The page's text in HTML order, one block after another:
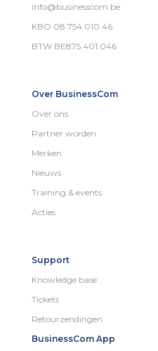
info@businesscom.be
KBO 08.754.010.46
BTW BE875.401.046
Over BusinessCom
Over ons
Partner worden
Merken
Nieuws
Training & events
Acties
Support
Knowledge base
Tickets
Retourzendingen
BusinessCom App